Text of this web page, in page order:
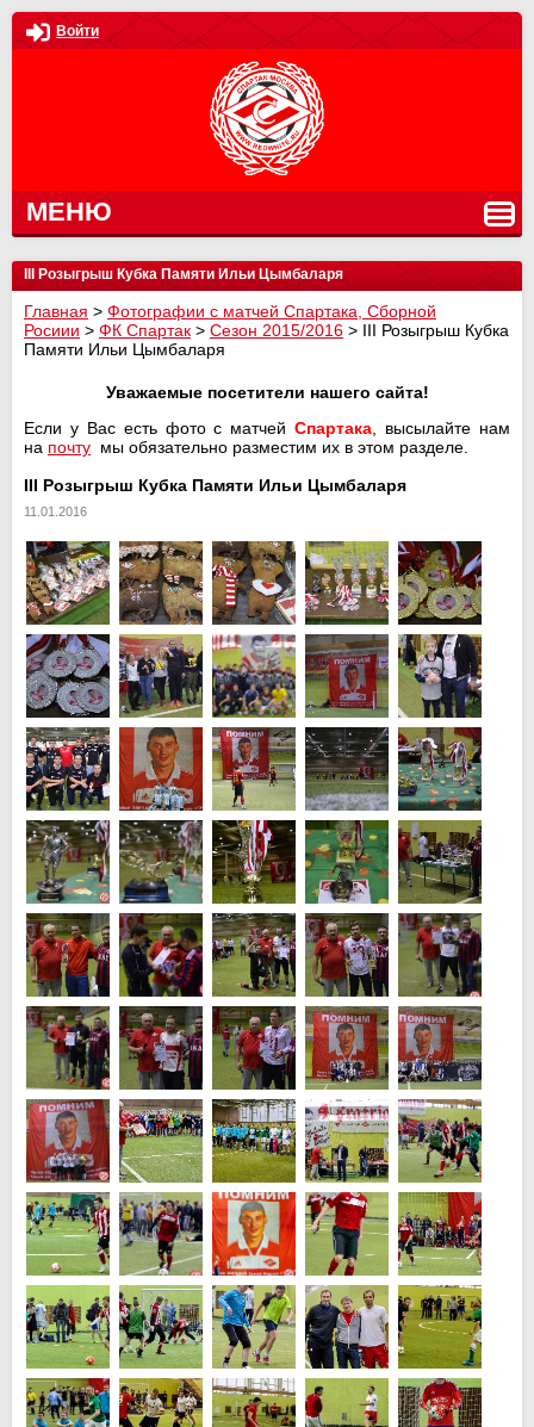
Войти
МЕНЮ
III Розыгрыш Кубка Памяти Ильи Цымбаларя
Главная > Фотографии с матчей Спартака, Сборной
Росиии > ФК Спартак > Сезон 2015/2016 > III Розыгрыш Кубка
Памяти Ильи Цымбаларя
Уважаемые посетители нашего сайта!
Если у Вас есть фото с матчейСпартака , высылайте нам
на почту мы обязательно разместим их в этом разделе.
III Розыгрыш Кубка Памяти Ильи Цымбаларя
11.01.2016